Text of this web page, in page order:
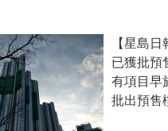
【星島
已獲批預
有項目早
批出預售